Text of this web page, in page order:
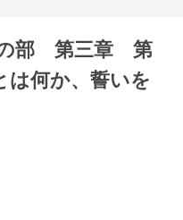
部 第三章 第
何か、誓いを